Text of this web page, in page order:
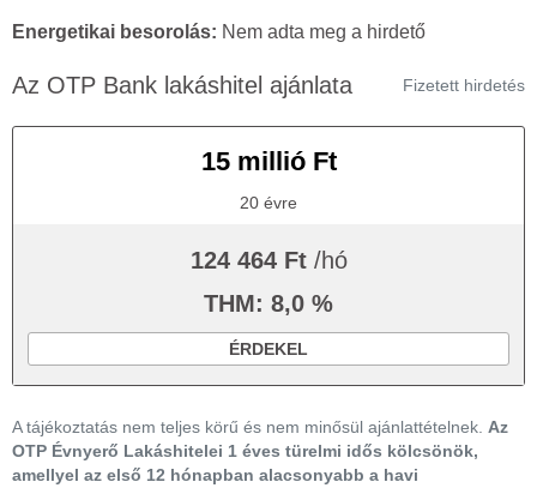
Energetikai besorolás: Nem adta meg a hirdető
Az OTP Bank lakáshitel ajánlata Fizetett hirdetés
15 millió Ft
20 évre
124 464 Ft /hó
THM: 8,0 %
ÉRDEKEL
A tájékoztatás nem teljes körű és nem minősül ajánlattételnek. Az
OTP Évnyerő Lakáshitelei 1 éves türelmi idős kölcsönök,
amellyel az első 12 hónapban alacsonyabb a havi